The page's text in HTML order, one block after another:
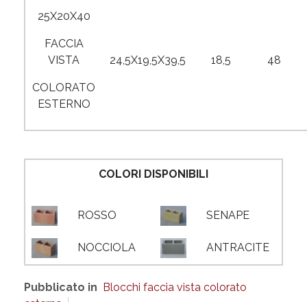
25X20X40
FACCIA
VISTA
COLORATO
ESTERNO
24,5X19,5X39,5 18,5 48
COLORI DISPONIBILI
ROSSO SENAPE
NOCCIOLA ANTRACITE
Pubblicato in Blocchi faccia vista colorato